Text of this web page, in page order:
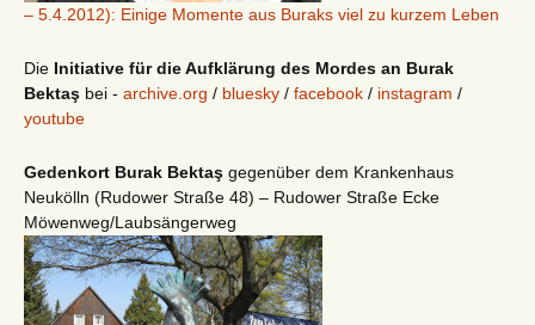
– 5.4.2012): Einige Momente aus Buraks viel zu kurzem Leben
Die Initiative für die Aufklärung des Mordes an Burak
Bektaş bei - archive.org / bluesky / facebook / instagram /
youtube
Gedenkort Burak Bektaş gegenüber dem Krankenhaus
Neukölln (Rudower Straße 48) – Rudower Straße Ecke
Möwenweg/Laubsängerweg